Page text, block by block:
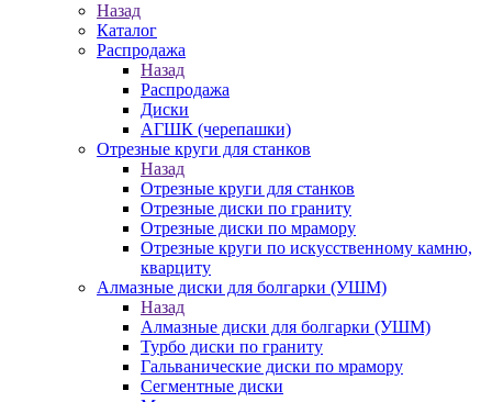
Назад
Каталог
Распродажа
Назад
Распродажа
Диски
АГШК (черепашки)
Отрезные круги для станков
Назад
Отрезные круги для станков
Отрезные диски по граниту
Отрезные диски по мрамору
Отрезные круги по искусственному камню,
кварциту
Алмазные диски для болгарки (УШМ)
Назад
Алмазные диски для болгарки (УШМ)
Турбо диски по граниту
Гальванические диски по мрамору
Сегментные диски